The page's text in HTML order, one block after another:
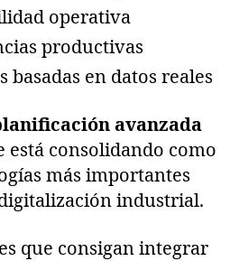
operativa
productivas
basadas en datos reales
avanzada
está consolidando como
más importantes
industrial.
que consigan integrar